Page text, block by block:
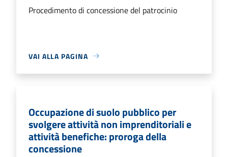
Procedimento di concessione del patrocinio
VAI ALLA PAGINA
Occupazione di suolo pubblico per
svolgere attività non imprenditoriali e
attività benefiche: proroga della
concessione